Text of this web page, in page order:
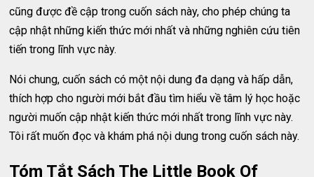
cũng được đề cập trong cuốn sách này, cho phép chúng ta
cập nhật những kiến thức mới nhất và những nghiên cứu tiên
tiến trong lĩnh vực này.
Nói chung, cuốn sách có một nội dung đa dạng và hấp dẫn,
thích hợp cho người mới bắt đầu tìm hiểu về tâm lý học hoặc
người muốn cập nhật kiến thức mới nhất trong lĩnh vực này.
Tôi rất muốn đọc và khám phá nội dung trong cuốn sách này.
Tóm Tắt Sách The Little Book Of